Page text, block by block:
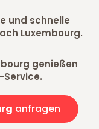
und schnelle
Luxembourg.
genießen
Service.
anfragen